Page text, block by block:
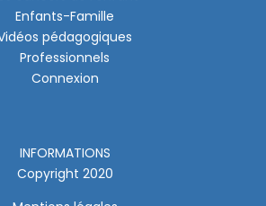
Enfants-Famille
pédagogiques
Professionnels
Connexion
INFORMATIONS
Copyright 2020